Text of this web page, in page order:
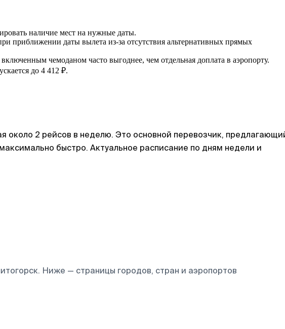
наличие мест на нужные даты.
приближении даты вылета из-за отсутствия альтернативных прямых
чемоданом часто выгоднее, чем отдельная доплата в аэропорту.
до 4 412 ₽.
2 рейсов в неделю. Это основной перевозчик,
быстро. Актуальное расписание по дням недели и
Ниже — страницы городов, стран и аэропортов